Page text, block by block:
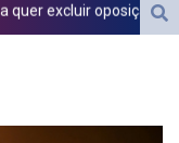
AWG 1.8025
excluir oposição das